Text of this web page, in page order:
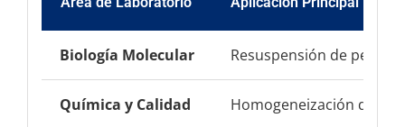
Biología Molecular Resuspensión de pellets
Química y Calidad Homogeneización de